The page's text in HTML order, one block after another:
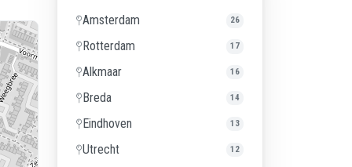
Amsterdam 26
Rotterdam 17
Alkmaar 16
Breda 14
Eindhoven 13
Utrecht 12